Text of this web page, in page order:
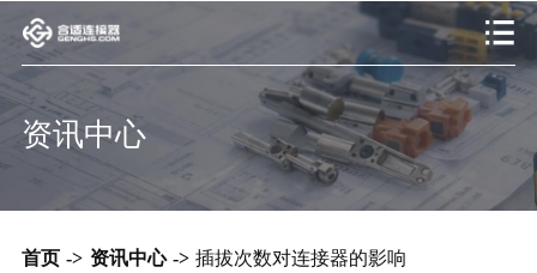
资讯中心
首页 -> 资讯中心 -> 插拔次数对连接器的影响